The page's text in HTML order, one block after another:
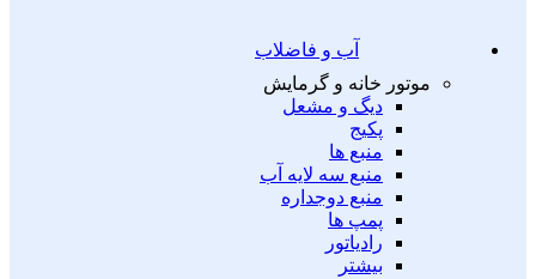
آب و فاضلاب
موتور خانه و گرمایش
دیگ و مشعل
پکیج
منبع ها
منبع سه لایه آب
منبع دوجداره
پمپ ها
رادیاتور
بیشتر